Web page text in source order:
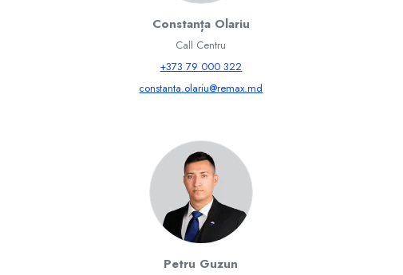
Constanța Olariu
Call Centru
+373 79 000 322
constanta.olariu@remax.md
Petru Guzun